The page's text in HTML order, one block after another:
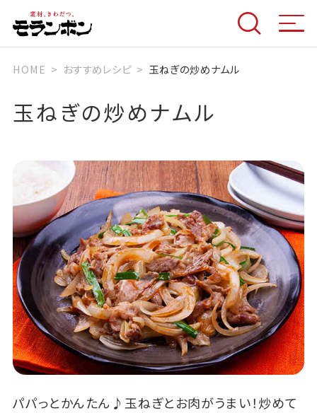
HOME おすすめレシピ 玉ねぎの炒めナムル
玉ねぎの炒めナムル
パパっとかんたん♪玉ねぎとお肉がうまい！炒めて